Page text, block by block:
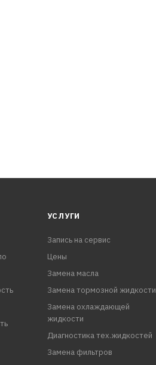
УСЛУГИ
Запись на сервис
Цены
Замена масла
Замена тормозной жидкости
Замена охлаждающей
жидкости
Диагностика тех.жидкостей
Замена фильтров